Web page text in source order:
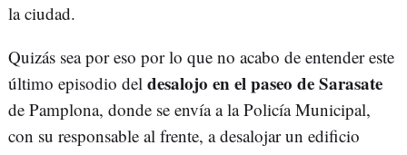
la ciudad.
Quizás sea por eso por lo que no acabo de entender este
último episodio del desalojo en el paseo de Sarasate
de Pamplona, donde se envía a la Policía Municipal,
con su responsable al frente, a desalojar un edificio